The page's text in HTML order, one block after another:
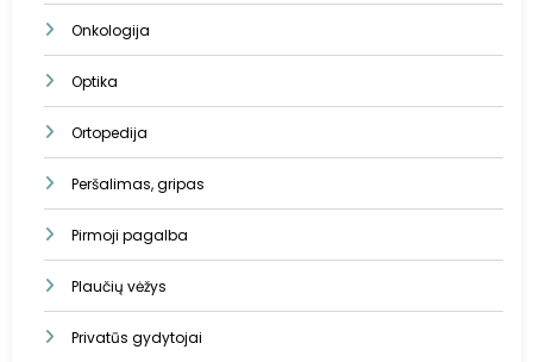
Onkologija
Optika
Ortopedija
Peršalimas, gripas
Pirmoji pagalba
Plaučių vėžys
Privatūs gydytojai